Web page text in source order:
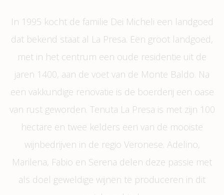
In 1995 kocht de familie Dei Micheli een landgoed
dat bekend staat al La Presa. Een groot landgoed,
met in het centrum een oude residentie uit de
jaren 1400, aan de voet van de Monte Baldo. Na
een vakkundige renovatie is de boerderij een oase
van rust geworden. Tenuta La Presa is met zijn 100
hectare en twee kelders een van de mooiste
wijnbedrijven in de regio Veronese. Adelino,
Marilena, Fabio en Serena delen deze passie met
als doel geweldige wijnen te produceren in dit